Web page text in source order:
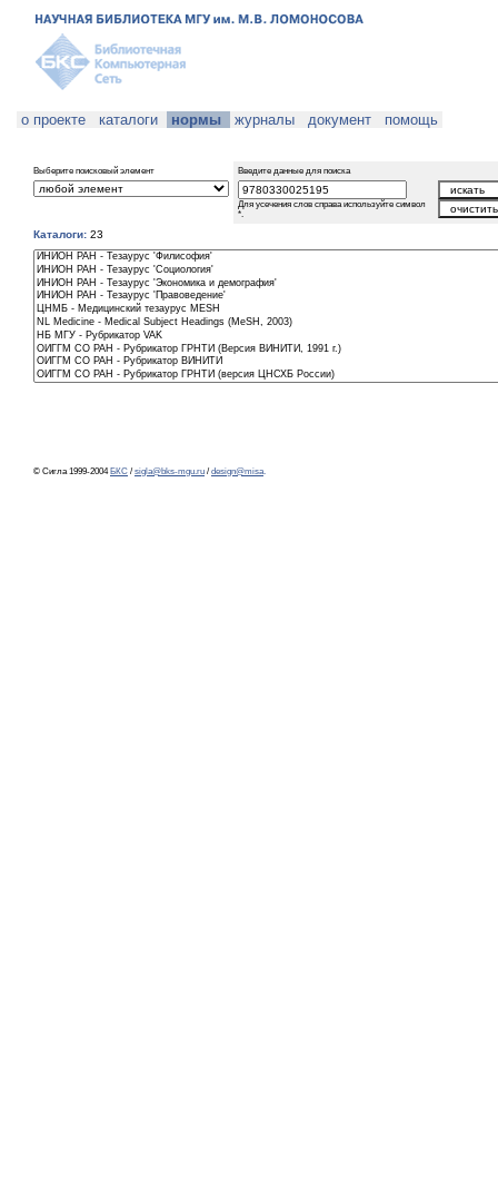
о проекте каталоги нормы журналы документ помощь
Выберите поисковый элемент Введите данные для поиска
Для усечения слов справа используйте символ
*.
Каталоги: 23
© Сигла 1999-2004 БКС / sigla@bks-mgu.ru / design@misa.